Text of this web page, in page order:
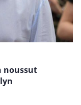
noussut